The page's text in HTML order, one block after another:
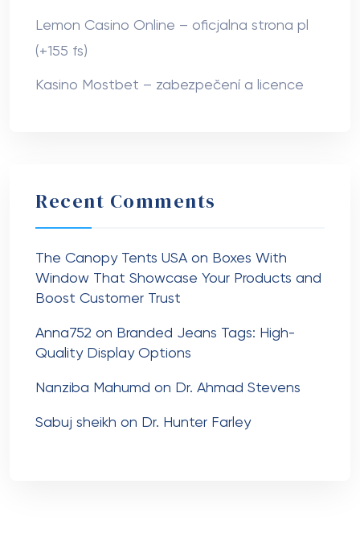
Lemon Casino Online – oficjalna strona pl
(+155 fs)
Kasino Mostbet – zabezpečení a licence
Recent Comments
The Canopy Tents USA on Boxes With
Window That Showcase Your Products and
Boost Customer Trust
Anna752 on Branded Jeans Tags: High-
Quality Display Options
Nanziba Mahumd on Dr. Ahmad Stevens
Sabuj sheikh on Dr. Hunter Farley